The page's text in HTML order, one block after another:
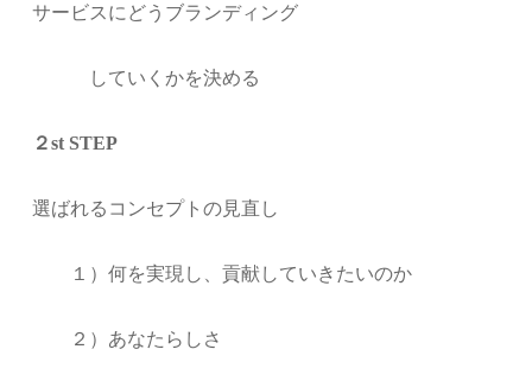
サービスにどうブランディング
していくかを決める
２st STEP
選ばれるコンセプトの見直し
１）何を実現し、貢献していきたいのか
２）あなたらしさ